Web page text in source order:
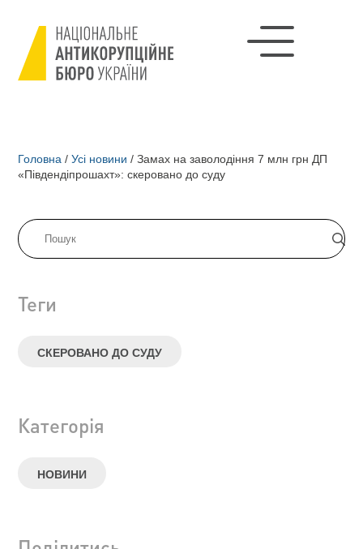
Головна / Усі новини / Замах на заволодіння 7 млн грн ДП
«Південдіпрошахт»: скеровано до суду
Теги
СКЕРОВАНО ДО СУДУ
Категорія
НОВИНИ